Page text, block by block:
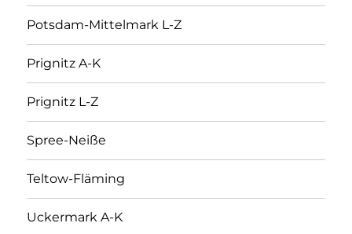
Potsdam-Mittelmark L-Z
Prignitz A-K
Prignitz L-Z
Spree-Neiße
Teltow-Fläming
Uckermark A-K